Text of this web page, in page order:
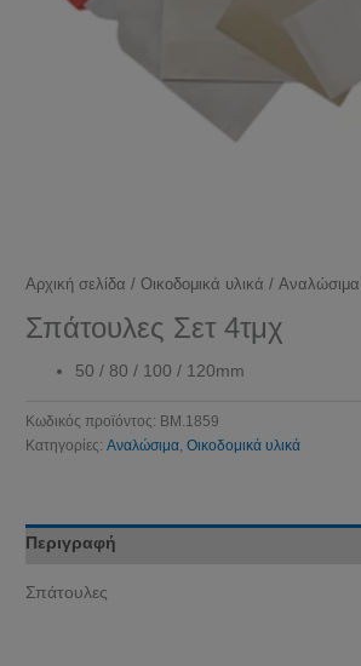
Αρχική σελίδα /Οικοδομικά υλικά /Αναλώσιμα
Σπάτουλες Σετ 4τμχ
50 / 80 / 100 / 120mm
Κωδικός προϊόντος: BM.1859
Κατηγορίες:Αναλώσιμα,Οικοδομικά υλικά
Περιγραφή
Σπάτουλες